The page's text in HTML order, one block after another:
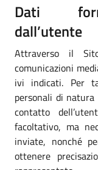
Dati
dall’utente
Attraverso il
comunicazioni
ivi indicati. Per
personali di
contatto
facoltativo, ma
inviate, nonché
ottenere